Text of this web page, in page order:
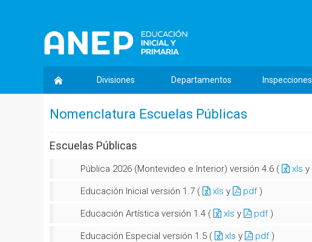
Divisiones Departamentos Inspecciones
Nomenclatura Escuelas Públicas
Escuelas Públicas
Pública 2026 (Montevideo e Interior) versión 4.6 ( xls y
Educación Inicial versión 1.7 ( xls y pdf)
Educación Artística versión 1.4 ( xls y pdf)
Educación Especial versión 1.5 ( xls y pdf)